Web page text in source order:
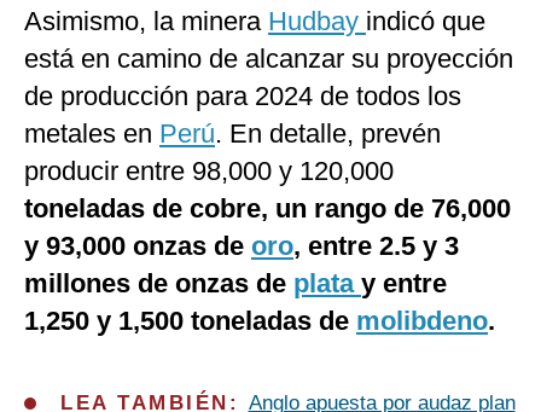
Asimismo, la minera Hudbay indicó que
está en camino de alcanzar su proyección
de producción para 2024 de todos los
metales en Perú. En detalle, prevén
producir entre 98,000 y 120,000
toneladas de cobre, un rango de 76,000
y 93,000 onzas de oro, entre 2.5 y 3
millones de onzas de plata y entre
1,250 y 1,500 toneladas de molibdeno.
LEA TAMBIÉN: Anglo apuesta por audaz plan